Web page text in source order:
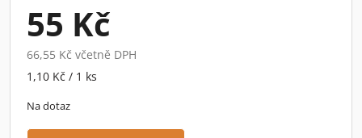
55 Kč
66,55 Kč včetně DPH
Měrná
1,10 Kč / 1 ks
Na dotaz